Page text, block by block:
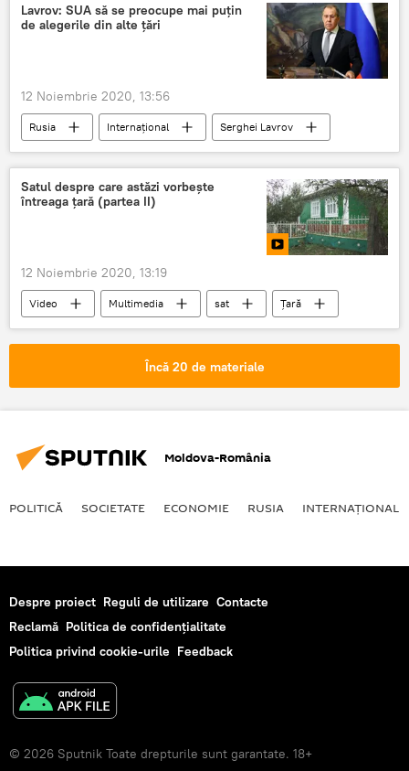
Lavrov: SUA să se preocupe mai puțin
de alegerile din alte țări
12 Noiembrie 2020, 13:56
Rusia Internaţional
Serghei Lavrov
SUA
alegeri
Satul despre care astăzi vorbește
întreaga țară (partea II)
12 Noiembrie 2020, 13:19
Video Multimedia sat Țară
Încă 20 de materiale
Moldova-România
POLITICĂ SOCIETATE ECONOMIE RUSIA INTERNAŢIONAL
Despre proiect Reguli de utilizare Contacte
Reclamă Politica de confidențialitate
Politica privind cookie-urile Feedback
© 2026 Sputnik Toate drepturile sunt garantate. 18+